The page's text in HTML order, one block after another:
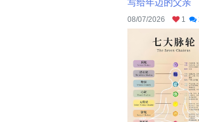
写给年迈的父亲
08/07/2026 1